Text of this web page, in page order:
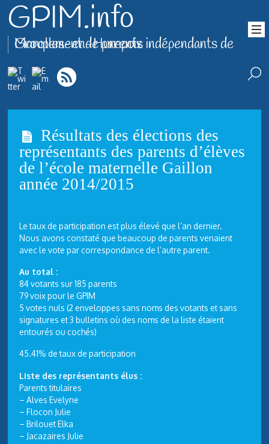
GPIM.info
Groupement de parents indépendants de Marolles-en-Hurepoix
Résultats des élections des
représentants des parents d’élèves
de l’école maternelle Gaillon
année 2014/2015
Le taux de participation est plus élevé que l’an dernier.
Nous avons constaté que beaucoup de parents venaient
avec le vote par correspondance de l’autre parent.
Au total :
84 votants sur 185 parents
79 voix pour le GPIM
5 votes nuls (2 enveloppes sans noms des votants et sans
signatures et 3 bulletins où des noms de la liste étaient
entourés ou cochés)
45.41% de taux de participation
Liste des représentants élus :
Parents titulaires
– Alves Evelyne
– Flocon Julie
– Brilouet Elka
– Jacazaires Julie